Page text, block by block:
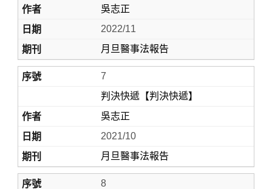
吳志正
2022/11
月旦醫事法報告
7
判決快遞【判決快遞】
吳志正
2021/10
月旦醫事法報告
8